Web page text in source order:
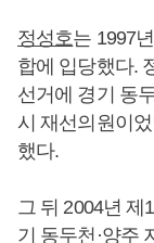
정성호는 1997
합에 입당했다.
선거에 경기 동
시 재선의원이
했다.
그 뒤 2004년 제
기 동두천·양주